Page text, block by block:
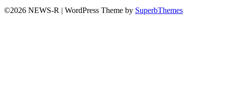
©2026 NEWS-R | WordPress Theme by SuperbThemes